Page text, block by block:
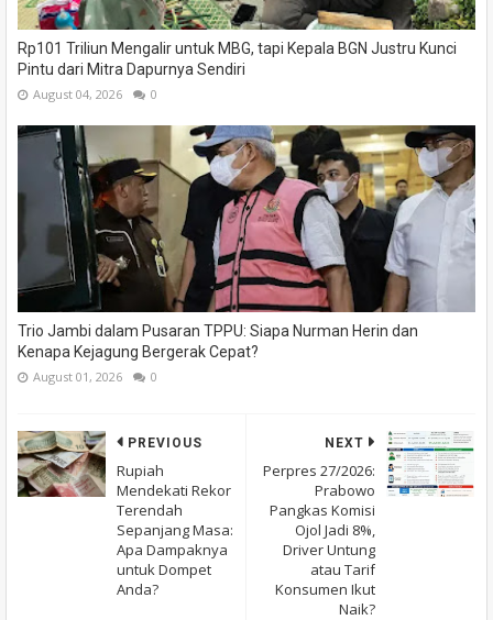
Rp101 Triliun Mengalir untuk MBG, tapi Kepala BGN Justru Kunci
Pintu dari Mitra Dapurnya Sendiri
August 04, 2026 0
Trio Jambi dalam Pusaran TPPU: Siapa Nurman Herin dan
Kenapa Kejagung Bergerak Cepat?
August 01, 2026 0
NEXT
Perpres 27/2026:
Prabowo
Pangkas Komisi
Ojol Jadi 8%,
Driver Untung
atau Tarif
Konsumen Ikut
Naik?
PREVIOUS
Rupiah
Mendekati Rekor
Terendah
Sepanjang Masa:
Apa Dampaknya
untuk Dompet
Anda?